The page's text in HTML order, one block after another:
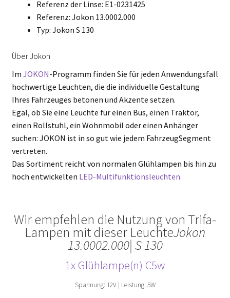
Referenz der Linse: E1-0231425
Referenz: Jokon 13.0002.000
Typ: Jokon S 130
Über Jokon
Im JOKON-Programm finden Sie für jeden Anwendungsfall
hochwertige Leuchten, die die individuelle Gestaltung
Ihres Fahrzeuges betonen und Akzente setzen.
Egal, ob Sie eine Leuchte für einen Bus, einen Traktor,
einen Rollstuhl, ein Wohnmobil oder einen Anhänger
suchen: JOKON ist in so gut wie jedem FahrzeugSegment
vertreten.
Das Sortiment reicht von normalen Glühlampen bis hin zu
hoch entwickelten LED-Multifunktionsleuchten.
Wir empfehlen die Nutzung von Trifa-
Lampen mit dieser LeuchteJokon
13.0002.000| S 130
1x Glühlampe(n) C5w
Spannung: 12V | Leistung: 5W